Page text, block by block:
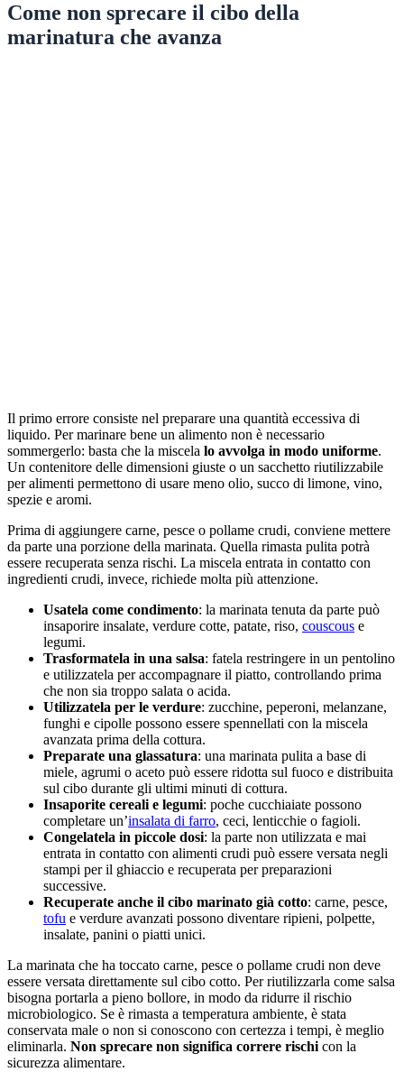
Come non sprecare il cibo della
marinatura che avanza
Il primo errore consiste nel preparare una quantità eccessiva di
liquido. Per marinare bene un alimento non è necessario
sommergerlo: basta che la miscela lo avvolga in modo uniforme.
Un contenitore delle dimensioni giuste o un sacchetto riutilizzabile
per alimenti permettono di usare meno olio, succo di limone, vino,
spezie e aromi.
Prima di aggiungere carne, pesce o pollame crudi, conviene mettere
da parte una porzione della marinata. Quella rimasta pulita potrà
essere recuperata senza rischi. La miscela entrata in contatto con
ingredienti crudi, invece, richiede molta più attenzione.
Usatela come condimento: la marinata tenuta da parte può
insaporire insalate, verdure cotte, patate, riso, couscous e
legumi.
Trasformatela in una salsa: fatela restringere in un pentolino
e utilizzatela per accompagnare il piatto, controllando prima
che non sia troppo salata o acida.
Utilizzatela per le verdure: zucchine, peperoni, melanzane,
funghi e cipolle possono essere spennellati con la miscela
avanzata prima della cottura.
Preparate una glassatura: una marinata pulita a base di
miele, agrumi o aceto può essere ridotta sul fuoco e distribuita
sul cibo durante gli ultimi minuti di cottura.
Insaporite cereali e legumi: poche cucchiaiate possono
completare un’insalata di farro, ceci, lenticchie o fagioli.
Congelatela in piccole dosi: la parte non utilizzata e mai
entrata in contatto con alimenti crudi può essere versata negli
stampi per il ghiaccio e recuperata per preparazioni
successive.
Recuperate anche il cibo marinato già cotto: carne, pesce,
tofu e verdure avanzati possono diventare ripieni, polpette,
insalate, panini o piatti unici.
La marinata che ha toccato carne, pesce o pollame crudi non deve
essere versata direttamente sul cibo cotto. Per riutilizzarla come salsa
bisogna portarla a pieno bollore, in modo da ridurre il rischio
microbiologico. Se è rimasta a temperatura ambiente, è stata
conservata male o non si conoscono con certezza i tempi, è meglio
eliminarla. Non sprecare non significa correre rischi con la
sicurezza alimentare.